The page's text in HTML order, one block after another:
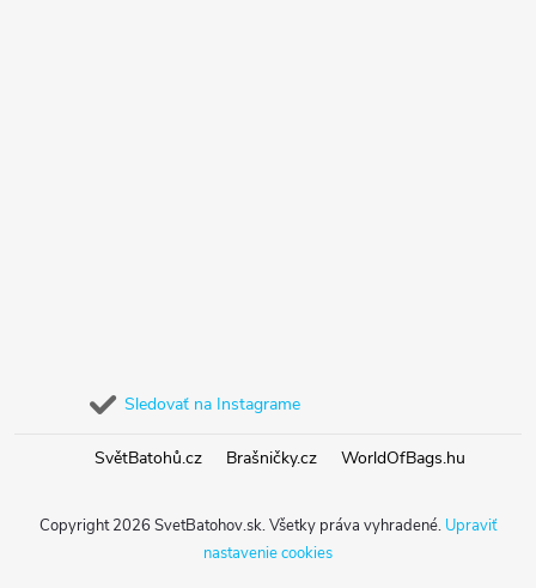
Sledovať na Instagrame
SvětBatohů.cz Brašničky.cz WorldOfBags.hu
Copyright 2026 SvetBatohov.sk. Všetky práva vyhradené. Upraviť
nastavenie cookies